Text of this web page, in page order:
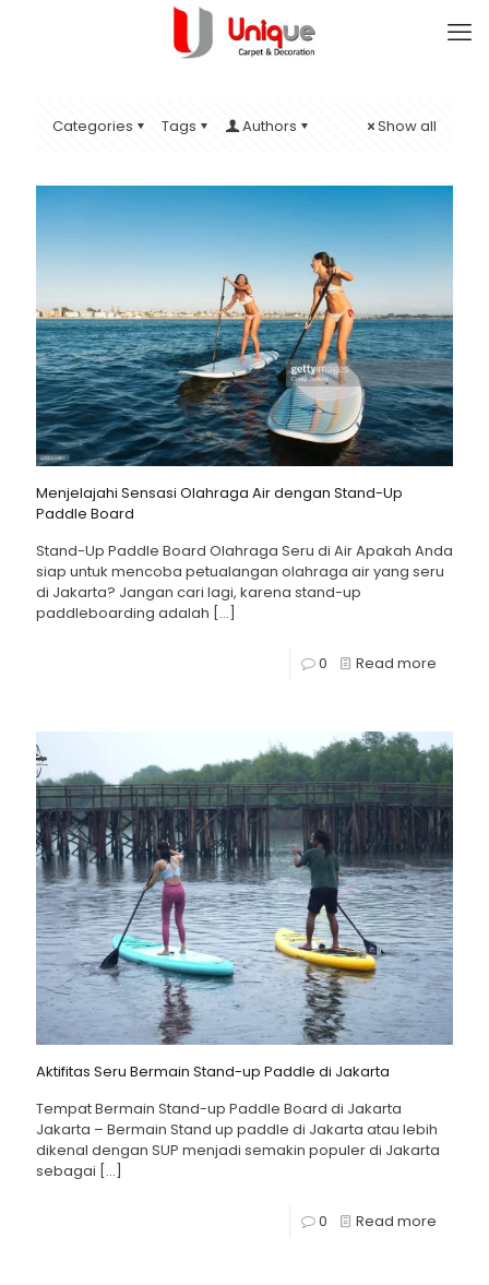
Categories Tags Authors Show all
Menjelajahi Sensasi Olahraga Air dengan Stand-Up
Paddle Board
Stand-Up Paddle Board Olahraga Seru di Air Apakah Anda
siap untuk mencoba petualangan olahraga air yang seru
di Jakarta? Jangan cari lagi, karena stand-up
paddleboarding adalah […]
0 Read more
Aktifitas Seru Bermain Stand-up Paddle di Jakarta
Tempat Bermain Stand-up Paddle Board di Jakarta
Jakarta – Bermain Stand up paddle di Jakarta atau lebih
dikenal dengan SUP menjadi semakin populer di Jakarta
sebagai […]
0 Read more